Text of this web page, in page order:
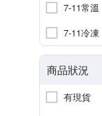
7-11常溫
7-11冷凍
商品狀況
有現貨